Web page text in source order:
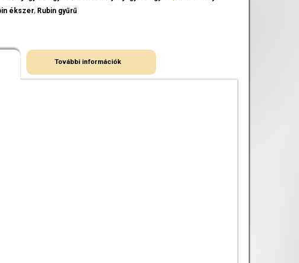
ékszer, Rubin gyűrű
További információk